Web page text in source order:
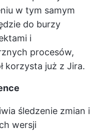
w tym samym
do burzy
i
procesów,
korzysta już z Jira.
śledzenie zmian i
wersji